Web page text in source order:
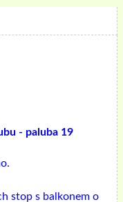
- paluba 19
stop s balkonem o